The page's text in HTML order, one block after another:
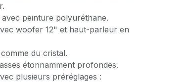
peinture polyuréthane.
woofer 12" et haut-parleur en
du cristal.
étonnamment profondes.
plusieurs préréglages :